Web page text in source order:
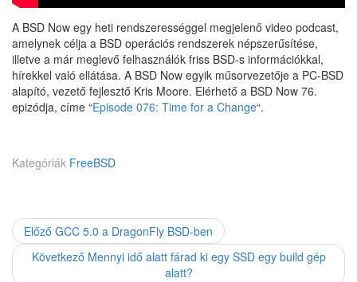
A BSD Now egy heti rendszerességgel megjelenő video podcast,
amelynek célja a BSD operációs rendszerek népszerűsítése,
illetve a már meglevő felhasználók friss BSD-s információkkal,
hírekkel való ellátása. A BSD Now egyik műsorvezetője a PC-BSD
alapító, vezető fejlesztő Kris Moore. Elérhető a BSD Now 76.
epizódja, címe “Episode 076: Time for a Change“.
Kategóriák FreeBSD
Bejegyzés
navigáció
Előző Previous
post:
GCC 5.0 a DragonFly BSD-ben
Következő Next
Mennyi idő alatt fárad ki egy SSD egy build gép
alatt?